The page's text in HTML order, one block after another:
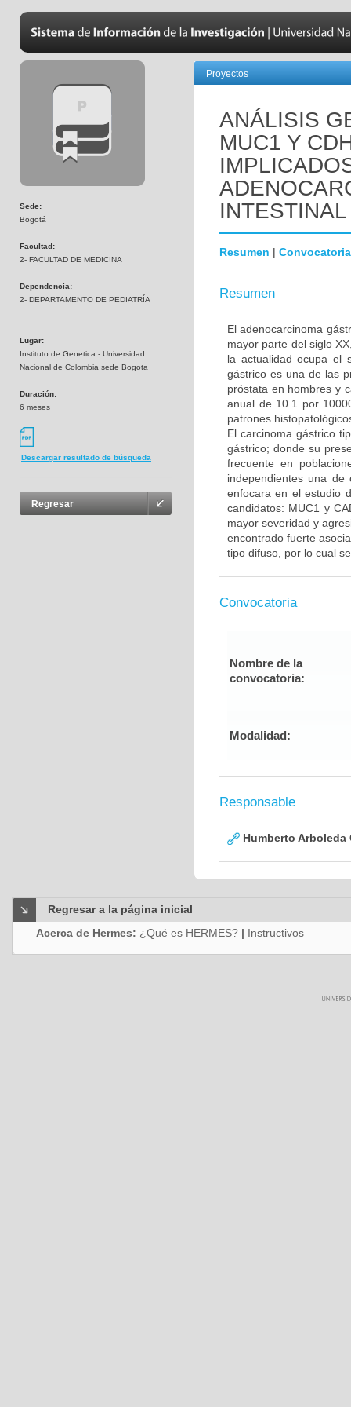
Sede:
Bogotá
Facultad:
2- FACULTAD DE MEDICINA
Dependencia:
2- DEPARTAMENTO DE PEDIATRÍA
Lugar:
Instituto de Genetica - Universidad
Nacional de Colombia sede Bogota
Duración:
6 meses
Descargar resultado de búsqueda
Regresar
Proyectos
ANÁLISIS
MUC1 Y
INTESTINAL
Resumen | Convocatoria
Resumen
El adenocarcinoma
mayor parte del siglo
la actualidad ocupa el
gástrico es una de las
próstata en hombres y
anual de 10.1 por
patrones
El carcinoma gástrico
gástrico; donde su
frecuente en
independientes una
enfocara en el estudio
candidatos: MUC1 y
mayor severidad y
encontrado fuerte
tipo difuso, por lo cual
Convocatoria
Nombre de la
convocatoria:
Modalidad:
Responsable
Humberto Arboleda
Regresar a la página inicial
Acerca de Hermes: ¿Qué es HERMES? | Instructivos